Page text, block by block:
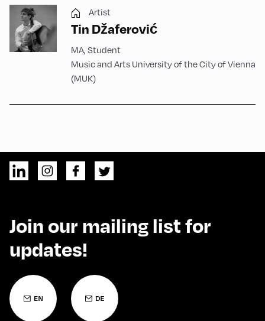
Artist
Tin Džaferović
MA, Student
Music and Arts University of the City of Vienna
(MUK)
Join our mailing list for
updates!